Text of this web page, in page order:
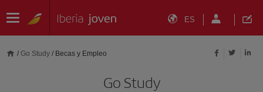
ES
/ Go Study/ Becas y Empleo
Go Study